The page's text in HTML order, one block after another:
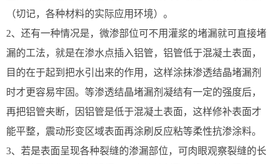
（切记，各种材料的实际应用环境）。
2、还有一种情况是，微渗部位可不用灌浆的堵漏就可直接堵
漏的工法，就是在渗水点插入铝管，铝管低于混凝土表面，
目的在于起到把水引出来的作用，这样涂抹渗透结晶堵漏剂
时才更容易牢固。等渗透结晶堵漏剂凝结有一定的强度后，
再把铝管夹断，因铝管是低于混凝土表面，这样修补表面才
能平整，震动形变区域表面再涂刷反应粘等柔性抗渗涂料。
3、若是表面呈现各种裂缝的渗漏部位，可肉眼观察裂缝的长